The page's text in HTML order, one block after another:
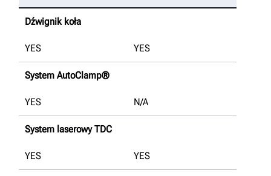
Dźwignik koła
YES YES
System AutoClamp®
YES N/A
System laserowy TDC
YES YES